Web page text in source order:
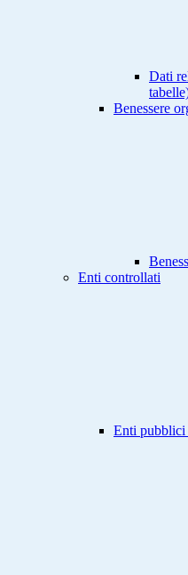
Dati
Benessere
Enti controllati
Enti